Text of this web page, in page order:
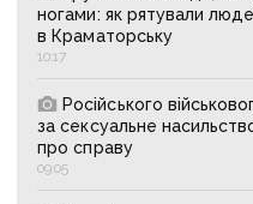
ногами: як рятували
в Краматорську
10:17
Російського
за сексуальне
про справу
09:05